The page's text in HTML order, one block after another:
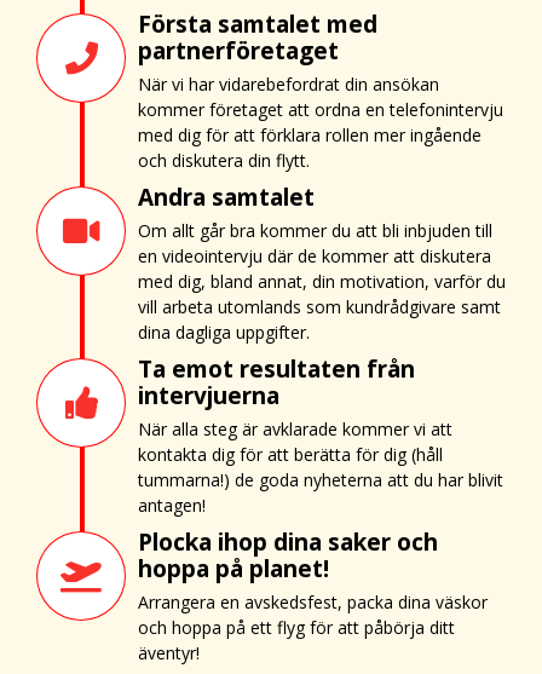
Första samtalet med
partnerföretaget
När vi har vidarebefordrat din ansökan
kommer företaget att ordna en telefonintervju
med dig för att förklara rollen mer ingående
och diskutera din flytt.
Andra samtalet
Om allt går bra kommer du att bli inbjuden till
en videointervju där de kommer att diskutera
med dig, bland annat, din motivation, varför du
vill arbeta utomlands som kundrådgivare samt
dina dagliga uppgifter.
Ta emot resultaten från
intervjuerna
När alla steg är avklarade kommer vi att
kontakta dig för att berätta för dig (håll
tummarna!) de goda nyheterna att du har blivit
antagen!
Plocka ihop dina saker och
hoppa på planet!
Arrangera en avskedsfest, packa dina väskor
och hoppa på ett flyg för att påbörja ditt
äventyr!